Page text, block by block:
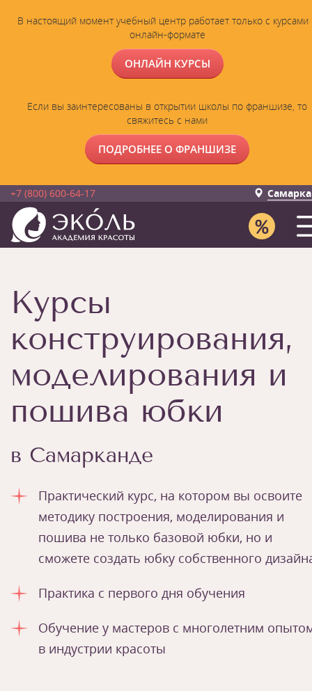
В настоящий момент учебный центр работает только с курсами
онлайн-формате
ОНЛАЙН КУРСЫ
Если вы заинтересованы в открытии школы по франшизе, то
свяжитесь с нами
ПОДРОБНЕЕ О ФРАНШИЗЕ
+7 (800) 600-64-17
Курсы
конструирования,
моделирования и
пошива юбки
в Самарканде
Практический курс, на котором вы освоите
методику построения, моделирования и
пошива не только базовой юбки, но и
сможете создать юбку собственного
Практика с первого дня обучения
Обучение у мастеров с многолетним
в индустрии красоты